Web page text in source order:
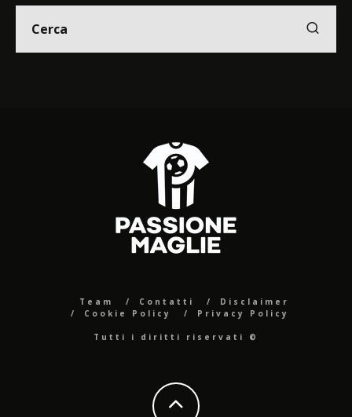
Team Contatti
Disclaimer
Cookie Policy
Privacy Policy
Tutti i diritti riservati ©